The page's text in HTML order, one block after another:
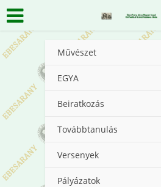
Művészet
EGYA
Beiratkozás
Továbbtanulás
Versenyek
Pályázatok